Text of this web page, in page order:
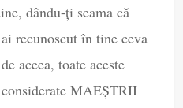
dându-ți seama că
recunoscut în tine ceva
aceea, toate aceste
MAEȘTRII